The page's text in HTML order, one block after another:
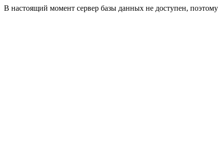
В настоящий момент сервер базы данных не доступен,